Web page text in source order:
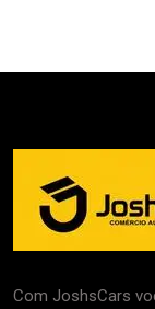
Com JoshsCars